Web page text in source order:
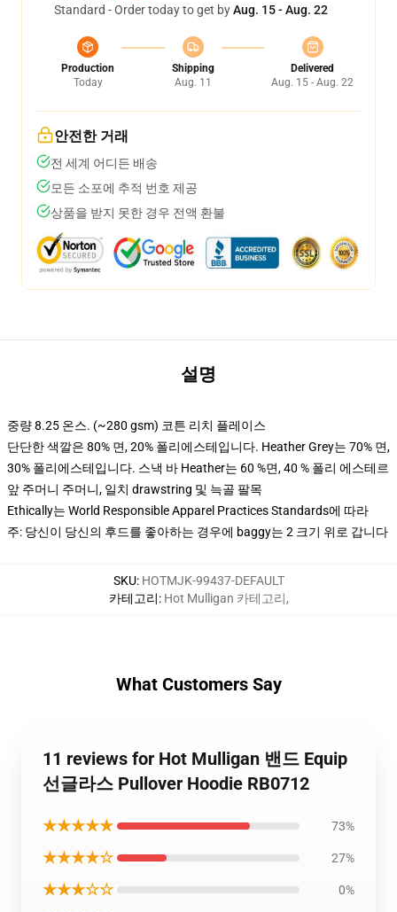
Standard - Order today to get byAug. 15 - Aug. 22
Production
Today
Shipping
Aug. 11
Delivered
Aug. 15 - Aug. 22
안전한 거래
전 세계 어디든 배송
모든 소포에 추적 번호 제공
상품을 받지 못한 경우 전액 환불
설명
중량 8.25 온스. (~280 gsm) 코튼 리치 플레이스
단단한 색깔은 80% 면, 20% 폴리에스테입니다. Heather Grey는 70% 면,
30% 폴리에스테입니다. 스낵 바 Heather는 60 %면, 40 % 폴리 에스테르
앞 주머니 주머니, 일치 drawstring 및 늑골 팔목
Ethically는 World Responsible Apparel Practices Standards에 따라
주: 당신이 당신의 후드를 좋아하는 경우에 baggy는 2 크기 위로 갑니다
SKU: HOTMJK-99437-DEFAULT
카테고리: Hot Mulligan 카테고리,
What Customers Say
11 reviews for Hot Mulligan 밴드 Equip
선글라스 Pullover Hoodie RB0712
★★★★★ 73%
★★★★☆ 27%
★★★☆☆ 0%